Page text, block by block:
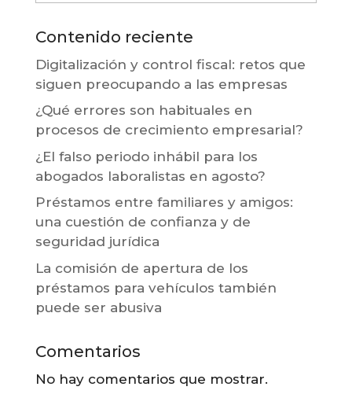
Contenido reciente
Digitalización y control fiscal: retos que
siguen preocupando a las empresas
¿Qué errores son habituales en
procesos de crecimiento empresarial?
¿El falso periodo inhábil para los
abogados laboralistas en agosto?
Préstamos entre familiares y amigos:
una cuestión de confianza y de
seguridad jurídica
La comisión de apertura de los
préstamos para vehículos también
puede ser abusiva
Comentarios
No hay comentarios que mostrar.